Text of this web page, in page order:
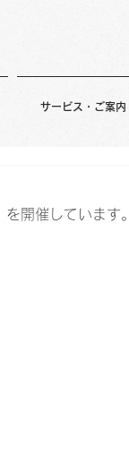
サービス・ご案内
を開催しています。